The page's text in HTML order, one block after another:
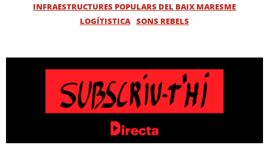
INFRAESTRUCTURES POPULARS DEL BAIX MARESME
LOGÍTISTICA SONS REBELS